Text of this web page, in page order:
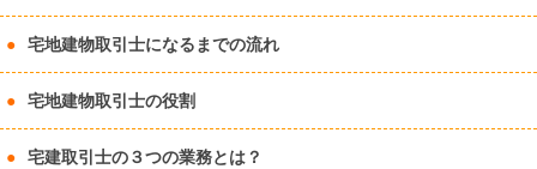
宅地建物取引士になるまでの流れ
宅地建物取引士の役割
宅建取引士の３つの業務とは？